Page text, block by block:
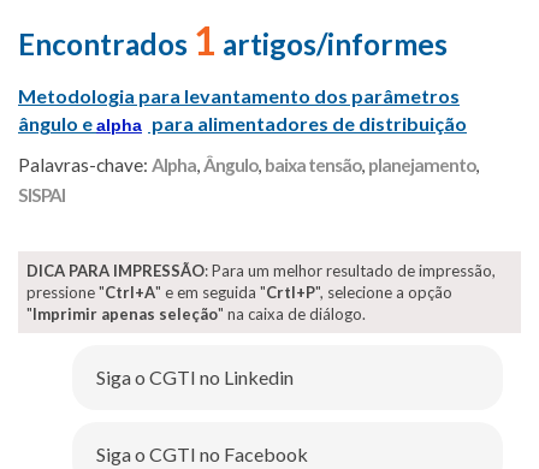
Encontrados 1 artigos/informes
Metodologia para levantamento dos parâmetros
ângulo ealpha para alimentadores de distribuição
Palavras-chave: Alpha,Ângulo, baixa tensão, planejamento,
SISPAI
DICA PARA IMPRESSÃO: Para um melhor resultado de impressão,
pressione "Ctrl+A" e em seguida "Crtl+P", selecione a opção
"Imprimir apenas seleção" na caixa de diálogo.
Siga o CGTI no Linkedin
Siga o CGTI no Facebook